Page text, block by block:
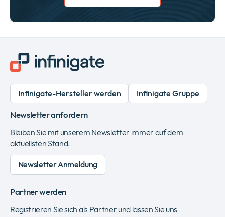
Infinigate-Hersteller werden Infinigate Gruppe
Newsletter anfordern
Bleiben Sie mit unserem Newsletter immer auf dem
aktuellsten Stand.
Newsletter Anmeldung
Partner werden
Registrieren Sie sich als Partner und lassen Sie uns